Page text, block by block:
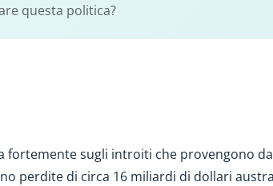
questa politica?
fortemente sugli introiti che provengono
perdite di circa 16 miliardi di dollari